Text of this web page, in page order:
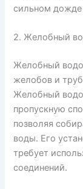
сильном дожде
2. Желобный
Желобный
желобов и
Желобный
пропускную
позволяя
воды. Его
требует
соединений.